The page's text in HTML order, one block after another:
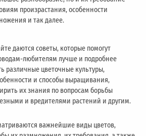
произрастания, особенности
и так далее.
даются советы, которые помогут
любителям лучше и подробнее
различные цветочные культуры,
и способы выращивания,
их знания по вопросам борьбы
и вредителями растений и другим.
важнейшие виды цветов,